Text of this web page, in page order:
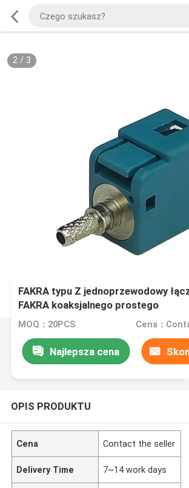
2/ 3
FAKRA typu Z jednoprzewodowy
FAKRA koaksjalnego prostego
MOQ：20PCS
Najlepsza cena
OPIS PRODUKTU
Cena Contact the seller
Delivery Time 7~14 work days